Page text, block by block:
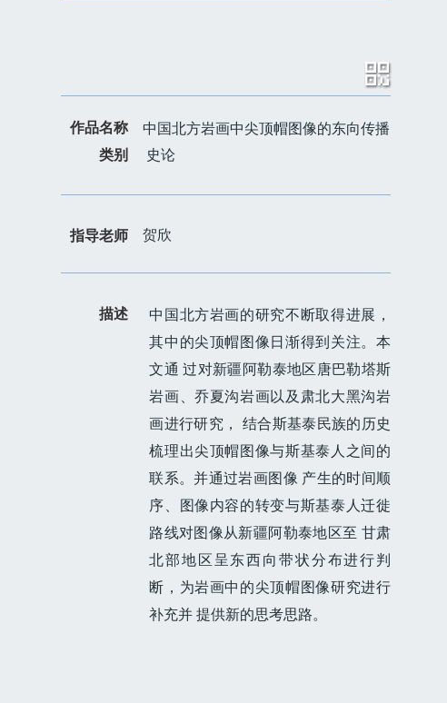
作品名称
中国北方岩画中尖顶帽图像的东向传播
类别
史论
指导老师 贺欣
描述
中国北方岩画的研究不断取得进展，
其中的尖顶帽图像日渐得到关注。本
文通 过对新疆阿勒泰地区唐巴勒塔斯
岩画、乔夏沟岩画以及肃北大黑沟岩
画进行研究， 结合斯基泰民族的历史
梳理出尖顶帽图像与斯基泰人之间的
联系。并通过岩画图像 产生的时间顺
序、图像内容的转变与斯基泰人迁徙
路线对图像从新疆阿勒泰地区至 甘肃
北部地区呈东西向带状分布进行判
断，为岩画中的尖顶帽图像研究进行
补充并 提供新的思考思路。